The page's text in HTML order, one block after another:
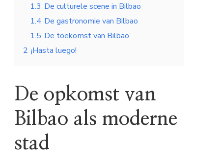
1.3 De culturele scene in Bilbao
1.4 De gastronomie van Bilbao
1.5 De toekomst van Bilbao
2 ¡Hasta luego!
De opkomst van
Bilbao als moderne
stad